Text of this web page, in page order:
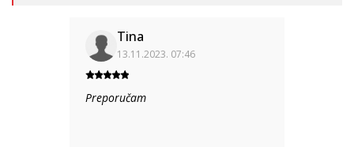
Tina
13.11.2023. 07:46
Preporučam